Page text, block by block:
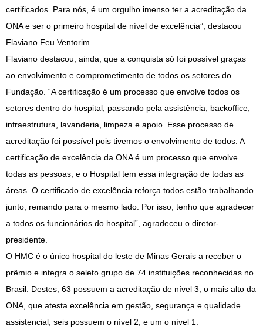
certificados. Para nós, é um orgulho imenso ter a acreditação da
ONA e ser o primeiro hospital de nível de excelência”, destacou
Flaviano Feu Ventorim.
Flaviano destacou, ainda, que a conquista só foi possível graças
ao envolvimento e comprometimento de todos os setores do
Fundação. “A certificação é um processo que envolve todos os
setores dentro do hospital, passando pela assistência, backoffice,
infraestrutura, lavanderia, limpeza e apoio. Esse processo de
acreditação foi possível pois tivemos o envolvimento de todos. A
certificação de excelência da ONA é um processo que envolve
todas as pessoas, e o Hospital tem essa integração de todas as
áreas. O certificado de excelência reforça todos estão trabalhando
junto, remando para o mesmo lado. Por isso, tenho que agradecer
a todos os funcionários do hospital”, agradeceu o diretor-
presidente.
O HMC é o único hospital do leste de Minas Gerais a receber o
prêmio e integra o seleto grupo de 74 instituições reconhecidas no
Brasil. Destes, 63 possuem a acreditação de nível 3, o mais alto da
ONA, que atesta excelência em gestão, segurança e qualidade
assistencial, seis possuem o nível 2, e um o nível 1.